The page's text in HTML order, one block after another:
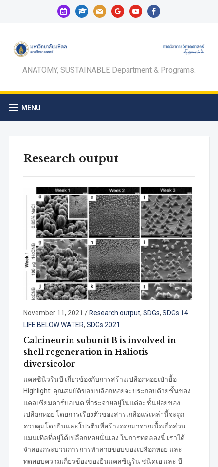
calendar-
check-
graduation-
cap
mail googleyoutubefacebook
ANATOMY, SUSTAINABLE Department & Programs.
MENU
Research output
November 11, 2021 / Research output, SDGs, SDGs 14.
LIFE BELOW WATER, SDGs 2021
Calcineurin subunit B is involved in
shell regeneration in Haliotis
diversicolor
แคลซินิวรินบี เกี่ยวข้องกับการสร้างเปลือกหอยเป๋าฮื้อ
Highlight: คุณสมบัติของเปลือกหอยจะประกอบด้วยชั้นของ
แคลเซียมคาร์บอเนต ที่กระจายอยู่ในแต่ละชั้นย่อยของ
เปลือกหอย โดยการเรียงตัวของสารเกลือแร่เหล่านี้จะถูก
ควบคุมโดยยีนและโปรตีนที่สร้างออกมาจากเนื้อเยื่อส่วน
แมนเทิลที่อยู่ใต้เปลือกหอยนั่นเอง ในการทดลองนี้ เราได้
จำลองกระบวนการการทำลายขอบของเปลือกหอย และ
ทดสอบความเกี่ยวข้องของยีนแคลซินูริน ชนิดเอ และ บี